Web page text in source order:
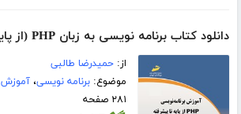
دانلود کتاب برنامه نویسی به زبان PHP (از پایه تا پیشرفته)
از:حمیدرضا طالبی
موضوع:برنامه نویسی،آموزش Php
۲۸۱ صفحه